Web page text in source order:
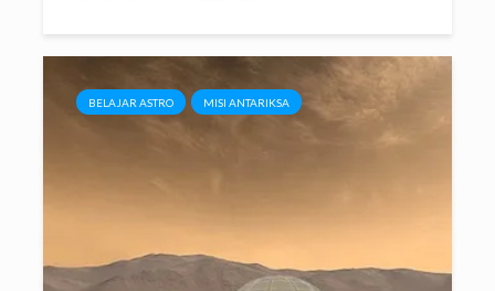
BELAJAR ASTRO MISI ANTARIKSA